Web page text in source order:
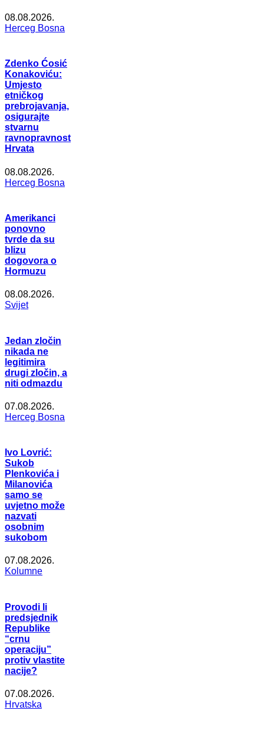
08.08.2026.
Herceg Bosna
Zdenko Ćosić
Konakoviću:
Umjesto
etničkog
prebrojavanja,
osigurajte
stvarnu
ravnopravnost
Hrvata
08.08.2026.
Herceg Bosna
Amerikanci
ponovno
tvrde da su
blizu
dogovora o
Hormuzu
08.08.2026.
Svijet
Jedan zločin
nikada ne
legitimira
drugi zločin, a
niti odmazdu
07.08.2026.
Herceg Bosna
Ivo Lovrić:
Sukob
Plenkovića i
Milanovića
samo se
uvjetno može
nazvati
osobnim
sukobom
07.08.2026.
Kolumne
Provodi li
predsjednik
Republike
“crnu
operaciju”
protiv vlastite
nacije?
07.08.2026.
Hrvatska